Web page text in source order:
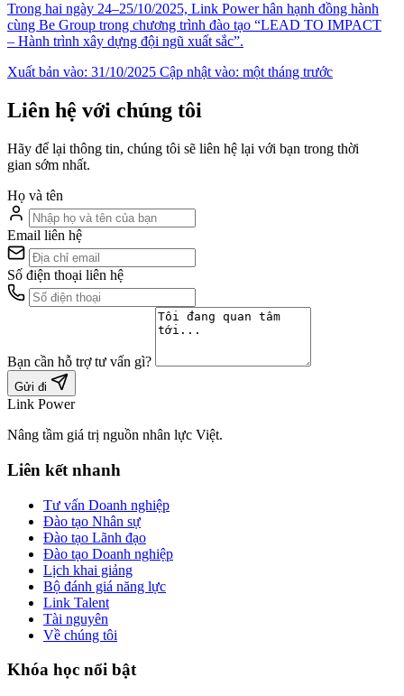
Trong hai ngày 24–25/10/2025, Link Power hân hạnh đồng hành
cùng Be Group trong chương trình đào tạo “LEAD TO IMPACT
– Hành trình xây dựng đội ngũ xuất sắc”.
Xuất bản vào: 31/10/2025 Cập nhật vào: một tháng trước
Liên hệ với chúng tôi
Hãy để lại thông tin, chúng tôi sẽ liên hệ lại với bạn trong thời
gian sớm nhất.
Họ và tên
Email liên hệ
Số điện thoại liên hệ
Bạn cần hỗ trợ tư vấn gì?
Gửi đi
Link Power
Nâng tầm giá trị nguồn nhân lực Việt.
Liên kết nhanh
Tư vấn Doanh nghiệp
Đào tạo Nhân sự
Đào tạo Lãnh đạo
Đào tạo Doanh nghiệp
Lịch khai giảng
Bộ đánh giá năng lực
Link Talent
Tài nguyên
Về chúng tôi
Khóa học nổi bật